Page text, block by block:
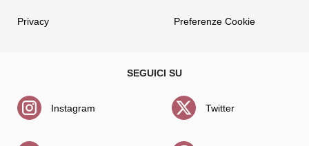
Privacy Preferenze Cookie
Instagram Twitter